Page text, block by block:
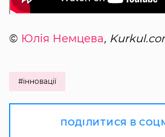
© Юлія Немцева,
#інновації
ПОДІЛИТИСЯ В